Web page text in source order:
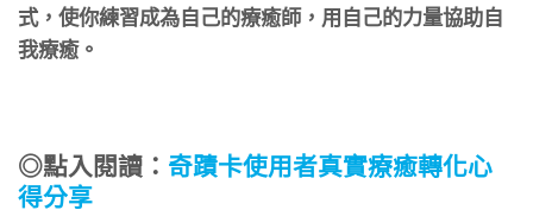
式，使你練習成為自己的療癒師，用自己的力量協助自
我療癒。
◎點入閱讀： 奇蹟卡使用者真實療癒轉化心
得分享